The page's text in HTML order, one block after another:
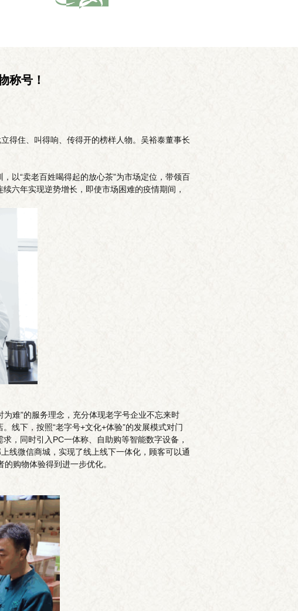
称号！
得住、叫得响、传得开的榜样人物。吴裕泰董事长
以“卖老百姓喝得起的放心茶”为市场定位，带领百
六年实现逆势增长，即使市场困难的疫情期间，
难”的服务理念，充分体现老字号企业不忘来时
线下，按照“老字号+文化+体验”的发展模式对门
，同时引入PC一体称、自助购等智能数字设备，
线微信商城，实现了线上线下一体化，顾客可以通
购物体验得到进一步优化。